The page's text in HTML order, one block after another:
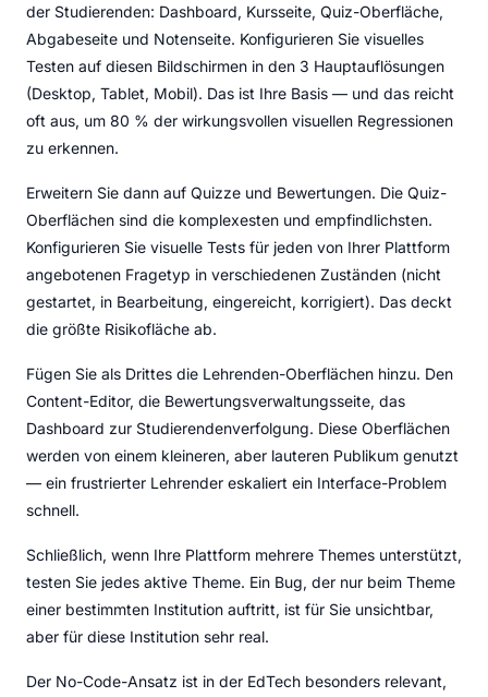
der Studierenden: Dashboard, Kursseite, Quiz-Oberfläche,
Abgabeseite und Notenseite. Konfigurieren Sie visuelles
Testen auf diesen Bildschirmen in den 3 Hauptauflösungen
(Desktop, Tablet, Mobil). Das ist Ihre Basis — und das reicht
oft aus, um 80 % der wirkungsvollen visuellen Regressionen
zu erkennen.
Erweitern Sie dann auf Quizze und Bewertungen. Die Quiz-
Oberflächen sind die komplexesten und empfindlichsten.
Konfigurieren Sie visuelle Tests für jeden von Ihrer Plattform
angebotenen Fragetyp in verschiedenen Zuständen (nicht
gestartet, in Bearbeitung, eingereicht, korrigiert). Das deckt
die größte Risikofläche ab.
Fügen Sie als Drittes die Lehrenden-Oberflächen hinzu. Den
Content-Editor, die Bewertungsverwaltungsseite, das
Dashboard zur Studierendenverfolgung. Diese Oberflächen
werden von einem kleineren, aber lauteren Publikum genutzt
— ein frustrierter Lehrender eskaliert ein Interface-Problem
schnell.
Schließlich, wenn Ihre Plattform mehrere Themes unterstützt,
testen Sie jedes aktive Theme. Ein Bug, der nur beim Theme
einer bestimmten Institution auftritt, ist für Sie unsichtbar,
aber für diese Institution sehr real.
Der No-Code-Ansatz ist in der EdTech besonders relevant,